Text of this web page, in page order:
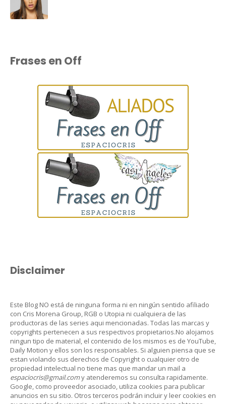
Frases en Off
Disclaimer
Este Blog NO está de ninguna forma ni en ningún sentido afiliado
con Cris Morena Group, RGB o Utopia ni cualquiera de las
productoras de las series aqui mencionadas. Todas las marcas y
copyrights pertenecen a sus respectivos propietarios.No alojamos
ningun tipo de material, el contenido de los mismos es de YouTube,
Daily Motion y ellos son los responsables. Si alguien piensa que se
estan violando sus derechos de Copyright o cualquier otro de
propiedad intelectual no tiene mas que mandar un mail a
espaciocris@gmail.comy atenderemos su consulta rapidamente.
Google, como proveedor asociado, utiliza cookies para publicar
anuncios en su sitio. Otros terceros podrán incluir y leer cookies en